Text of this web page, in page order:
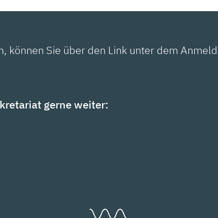
können Sie über den Link unter dem
gerne weiter: